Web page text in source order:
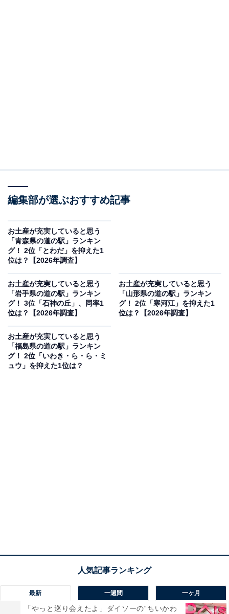
編集部が選ぶおすすめ記事
お土産が充実していると思う
「青森県の道の駅」ランキン
グ！ 2位「とわだ」を抑えた1
位は？【2026年調査】
お土産が充実していると思う
「岩手県の道の駅」ランキン
グ！ 3位「石神の丘」、同率1
位は？【2026年調査】
お土産が充実していると思う
「山形県の道の駅」ランキン
グ！ 2位「寒河江」を抑えた1
位は？【2026年調査】
お土産が充実していると思う
「福島県の道の駅」ランキン
グ！ 2位「いわき・ら・ら・ミ
ュウ」を抑えた1位は？
最新 一週間 一ヶ月
「やっと巡り会えたよ」ダイソーの“ちいかわ